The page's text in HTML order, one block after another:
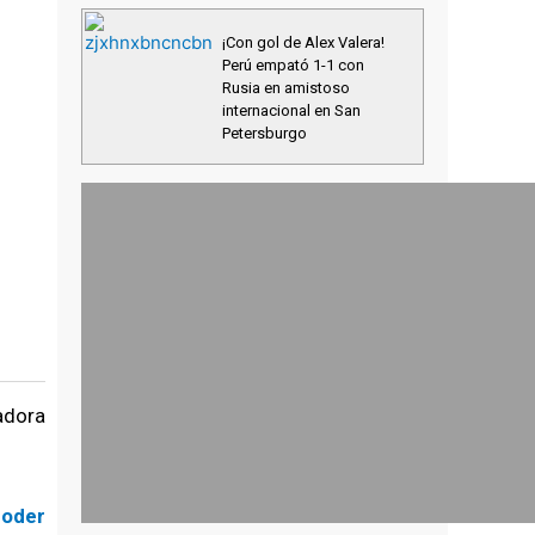
¡Con gol de Alex Valera!
Perú empató 1-1 con
Rusia en amistoso
internacional en San
Petersburgo